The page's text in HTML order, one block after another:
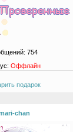
754
Оффлайн
подарок
chan